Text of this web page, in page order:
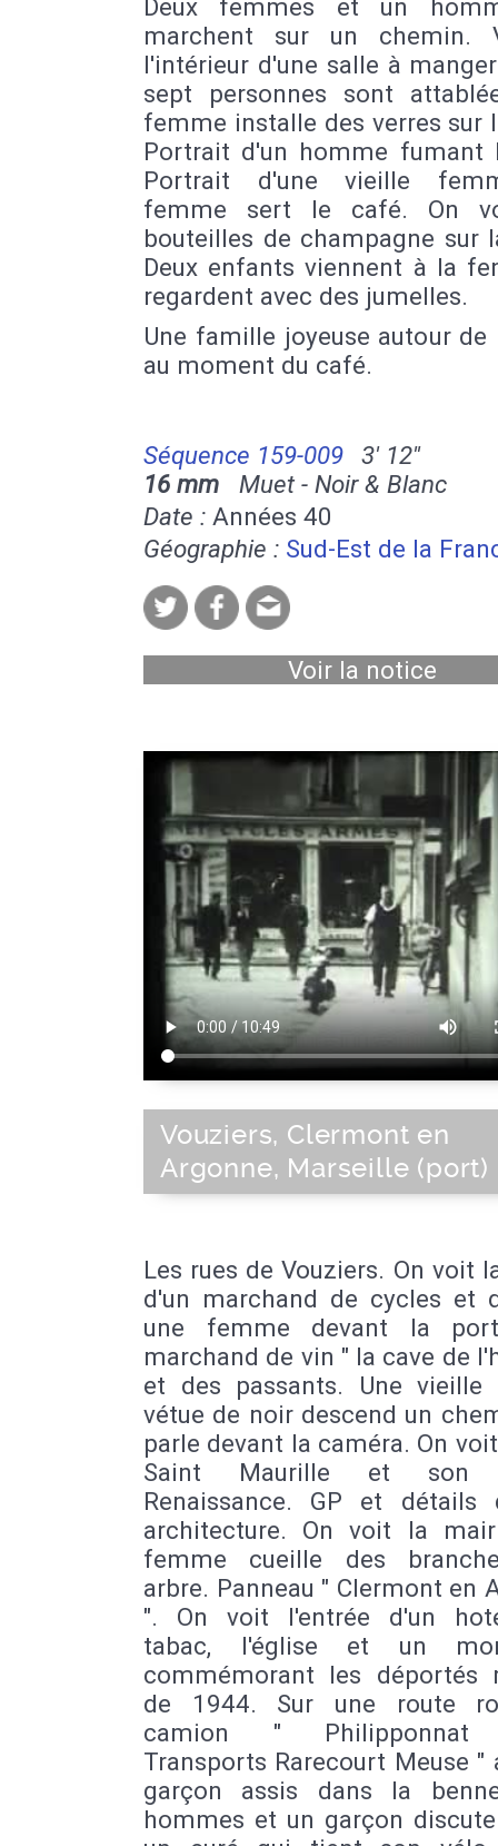
Deux femmes et un
marchent sur un chemin.
l'intérieur d'une salle à
sept personnes sont
femme installe des verres sur
Portrait d'un homme fumant
Portrait d'une vieille
femme sert le café. On
bouteilles de champagne sur
Deux enfants viennent à la
regardent avec des jumelles.
Une famille joyeuse autour de
au moment du café.
Séquence 159-009
3' 12''
16 mm Muet - Noir & Blanc
Date : Années 40
Géographie : Sud-Est de la
Voir la notice
Vouziers, Clermont en
Argonne, Marseille (port)
Les rues de Vouziers. On voit
d'un marchand de cycles et
une femme devant la
marchand de vin " la cave de
et des passants. Une vieille
vétue de noir descend un
parle devant la caméra. On
Saint Maurille et son
Renaissance. GP et détails
architecture. On voit la
femme cueille des
arbre. Panneau " Clermont en
". On voit l'entrée d'un
tabac, l'église et un
commémorant les déportés
de 1944. Sur une route
camion " Philipponnat
Transports Rarecourt Meuse "
garçon assis dans la
hommes et un garçon